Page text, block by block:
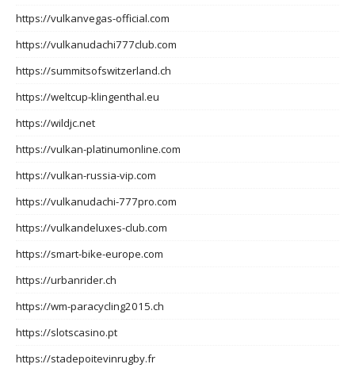
https://vulkanvegas-official.com
https://vulkanudachi777club.com
https://summitsofswitzerland.ch
https://weltcup-klingenthal.eu
https://wildjc.net
https://vulkan-platinumonline.com
https://vulkan-russia-vip.com
https://vulkanudachi-777pro.com
https://vulkandeluxes-club.com
https://smart-bike-europe.com
https://urbanrider.ch
https://wm-paracycling2015.ch
https://slotscasino.pt
https://stadepoitevinrugby.fr